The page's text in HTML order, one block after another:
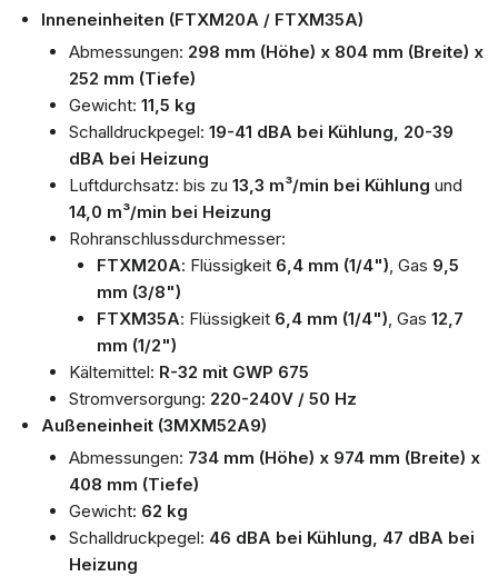
Inneneinheiten (FTXM20A / FTXM35A)
Abmessungen: 298 mm (Höhe) x 804 mm (Breite) x
252 mm (Tiefe)
Gewicht: 11,5 kg
Schalldruckpegel: 19-41 dBA bei Kühlung, 20-39
dBA bei Heizung
Luftdurchsatz: bis zu 13,3 m³/min bei Kühlung und
14,0 m³/min bei Heizung
Rohranschlussdurchmesser:
FTXM20A: Flüssigkeit 6,4 mm (1/4"), Gas 9,5
mm (3/8")
FTXM35A: Flüssigkeit 6,4 mm (1/4"), Gas 12,7
mm (1/2")
Kältemittel: R-32 mit GWP 675
Stromversorgung: 220-240V / 50 Hz
Außeneinheit (3MXM52A9)
Abmessungen: 734 mm (Höhe) x 974 mm (Breite) x
408 mm (Tiefe)
Gewicht: 62 kg
Schalldruckpegel: 46 dBA bei Kühlung, 47 dBA bei
Heizung